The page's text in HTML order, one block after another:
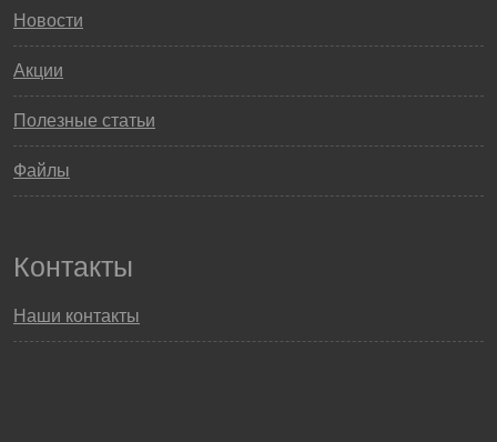
Новости
Акции
Полезные статьи
Файлы
Контакты
Наши контакты